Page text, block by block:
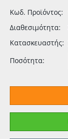
Κωδ. Προϊόντος:
Διαθεσιμότητα:
Κατασκευαστής:
Ποσότητα: